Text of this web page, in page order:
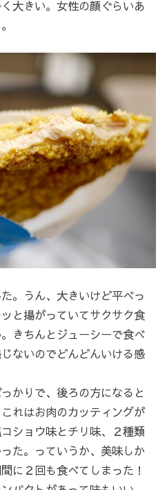
大きい。女性の顔ぐらいあ
。うん、大きいけど平べっ
と揚がっていてサクサク食
きちんとジューシーで食べ
ないのでどんどんいける感
かりで、後ろの方になると
れはお肉のカッティングが
ショウ味とチリ味、２種類
た。っていうか、美味しか
に２回も食べてしまった！